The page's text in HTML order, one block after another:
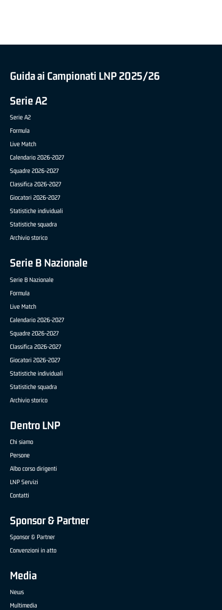
Guida ai Campionati LNP 2025/26
Serie A2
Serie A2
Formula
Live Match
Calendario 2026-2027
Squadre 2026-2027
Classifica 2026-2027
Giocatori 2026-2027
Statistiche individuali
Statistiche squadra
Archivio storico
Serie B Nazionale
Serie B Nazionale
Formula
Live Match
Calendario 2026-2027
Squadre 2026-2027
Classifica 2026-2027
Giocatori 2026-2027
Statistiche individuali
Statistiche squadra
Archivio storico
Dentro LNP
Chi siamo
Persone
Albo corso dirigenti
LNP Servizi
Contatti
Sponsor & Partner
Sponsor & Partner
Convenzioni in atto
Media
News
Multimedia